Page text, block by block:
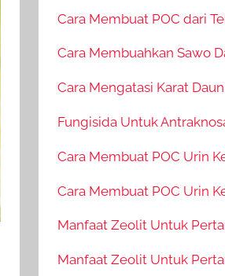
Cara Membuat POC dari
Cara Membuahkan Sawo
Cara Mengatasi Karat
Fungisida Untuk
Cara Membuat POC Urin
Cara Membuat POC Urin
Manfaat Zeolit Untuk
Manfaat Zeolit Untuk